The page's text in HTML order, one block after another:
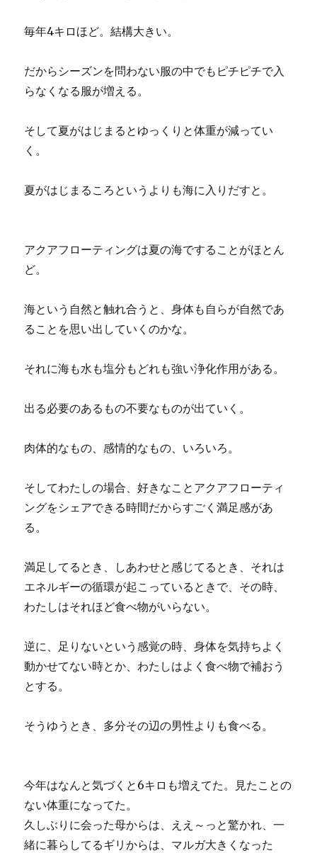
毎年4キロほど。結構大きい。
だからシーズンを問わない服の中でもピチピチで入
らなくなる服が増える。
そして夏がはじまるとゆっくりと体重が減ってい
く。
夏がはじまるころというよりも海に入りだすと。
アクアフローティングは夏の海ですることがほとん
ど。
海という自然と触れ合うと、身体も自らが自然であ
ることを思い出していくのかな。
それに海も水も塩分もどれも強い浄化作用がある。
出る必要のあるもの不要なものが出ていく。
肉体的なもの、感情的なもの、いろいろ。
そしてわたしの場合、好きなことアクアフローティ
ングをシェアできる時間だからすごく満足感があ
る。
満足してるとき、しあわせと感じてるとき、それは
エネルギーの循環が起こっているときで、その時、
わたしはそれほど食べ物がいらない。
逆に、足りないという感覚の時、身体を気持ちよく
動かせてない時とか、わたしはよく食べ物で補おう
とする。
そうゆうとき、多分その辺の男性よりも食べる。
今年はなんと気づくと6キロも増えてた。見たことの
ない体重になってた。
久しぶりに会った母からは、ええ～っと驚かれ、一
緒に暮らしてるギリからは、マルガ大きくなった